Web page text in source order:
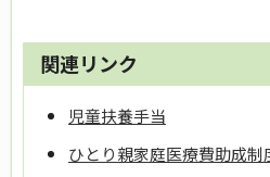
関連リンク
児童扶養手当
ひとり親家庭医療費助成制